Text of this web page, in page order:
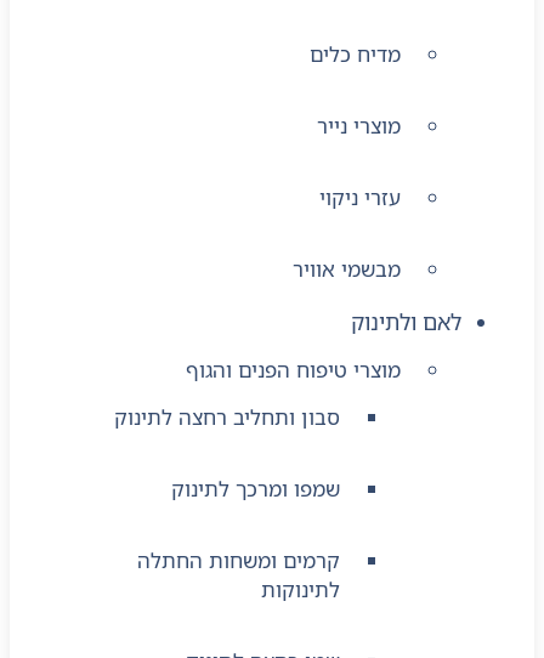
מדיח כלים
מוצרי נייר
עזרי ניקוי
מבשמי אוויר
לאם ולתינוק
מוצרי טיפוח הפנים והגוף
סבון ותחליב רחצה לתינוק
שמפו ומרכך לתינוק
קרמים ומשחות החתלה
לתינוקות